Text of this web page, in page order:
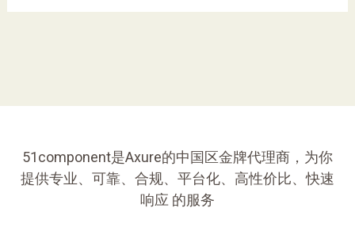
51component是Axure的中国区金牌代理商，为你
提供专业、可靠、合规、平台化、高性价比、快速
响应 的服务